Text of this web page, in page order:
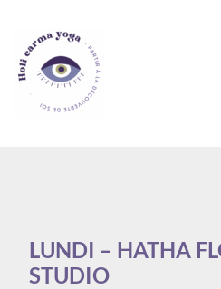
contenu
LUNDI – HATHA
STUDIO